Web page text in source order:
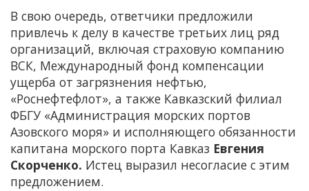
В свою очередь, ответчики предложили
привлечь к делу в качестве третьих лиц ряд
организаций, включая страховую компанию
ВСК, Международный фонд компенсации
ущерба от загрязнения нефтью,
«Роснефтефлот», а также Кавказский филиал
ФБГУ «Администрация морских портов
Азовского моря» и исполняющего обязанности
капитана морского порта Кавказ Евгения
Скорченко. Истец выразил несогласие с этим
предложением.